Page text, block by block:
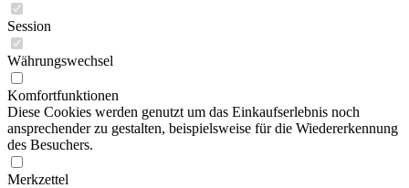
Session
Währungswechsel
Komfortfunktionen
Diese Cookies werden genutzt um das Einkaufserlebnis noch
ansprechender zu gestalten, beispielsweise für die Wiedererkennung
des Besuchers.
Merkzettel